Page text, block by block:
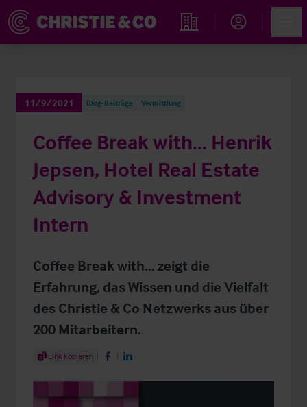
Immobiliensuche
11/9/2021 Blog-Beiträge Vermittlung
Coffee Break with... Henrik
Jepsen, Hotel Real Estate
Advisory & Investment
Intern
Coffee Break with… zeigt die
Erfahrung, das Wissen und die Vielfalt
des Christie & Co Netzwerks aus über
200 Mitarbeitern.
Share Article
Link kopieren Share on Facebook
Share on LinkedIn